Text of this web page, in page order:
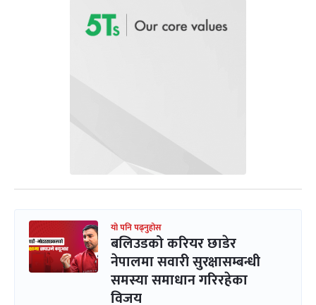
यो पनि पढ्नुहोस
बलिउडको करियर छाडेर
नेपालमा सवारी सुरक्षासम्बन्धी
समस्या समाधान गरिरहेका
विजय